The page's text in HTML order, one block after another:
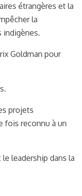
étrangères et la
la
indigènes.
Goldman pour
projets
fois reconnu à un
leadership dans la